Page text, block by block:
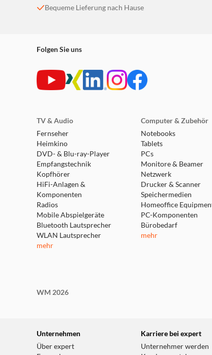
Bequeme Lieferung nach Hause
Folgen Sie uns
TV & Audio
Fernseher
Heimkino
DVD- & Blu-ray-Player
Empfangstechnik
Kopfhörer
HiFi-Anlagen &
Komponenten
Radios
Mobile Abspielgeräte
Bluetooth Lautsprecher
WLAN Lautsprecher
mehr
Computer & Zubehör
Notebooks
Tablets
PCs
Monitore & Beamer
Netzwerk
Drucker & Scanner
Speichermedien
Homeoffice
PC-Komponenten
Bürobedarf
mehr
WM 2026
Unternehmen
Über expert
Karriere bei expert
Unternehmer werden